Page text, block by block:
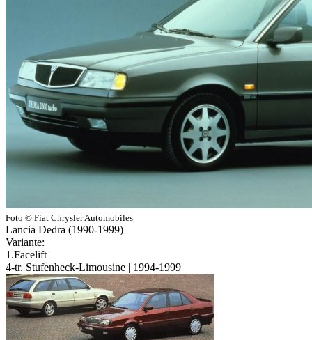
Foto © Fiat Chrysler Automobiles
Lancia Dedra (1990-1999)
Variante:
1.Facelift
4-tr. Stufenheck-Limousine | 1994-1999